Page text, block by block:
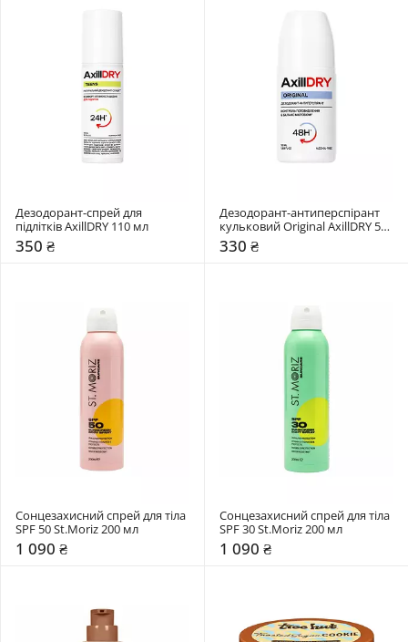
Дезодорант-спрей для
350 ₴
Дезодорант-антиперспірант
кульковий Original AxillDRY 50
мл
330 ₴
Сонцезахисний спрей для тіла
1 090 ₴
Сонцезахисний спрей для тіла
1 090 ₴